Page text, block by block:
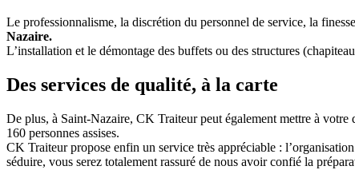
Le professionnalisme, la discrétion du personnel de service, la
Nazaire.
L’installation et le démontage des buffets ou des structures
Des services de qualité, à la carte
De plus, à Saint-Nazaire, CK Traiteur peut également mettre à votre
160 personnes assises.
CK Traiteur propose enfin un service très appréciable :
séduire, vous serez totalement rassuré de nous avoir confié la